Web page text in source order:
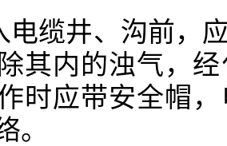
电缆井、沟前，
其内的浊气，
时应带安全帽
。